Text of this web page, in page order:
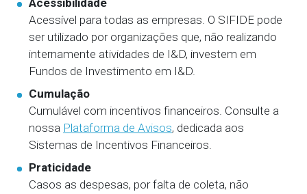
Acessibilidade
Acessível para todas as empresas. O SIFIDE pode
ser utilizado por organizações que, não realizando
internamente atividades de I&D, investem em
Fundos de Investimento em I&D.
Cumulação
Cumulável com incentivos financeiros. Consulte a
nossa Plataforma de Avisos, dedicada aos
Sistemas de Incentivos Financeiros.
Praticidade
Casos as despesas, por falta de coleta, não